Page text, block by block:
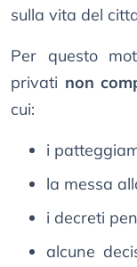
sulla vita del
Per questo
privati non
cui:
i
la messa
i decreti
alcune